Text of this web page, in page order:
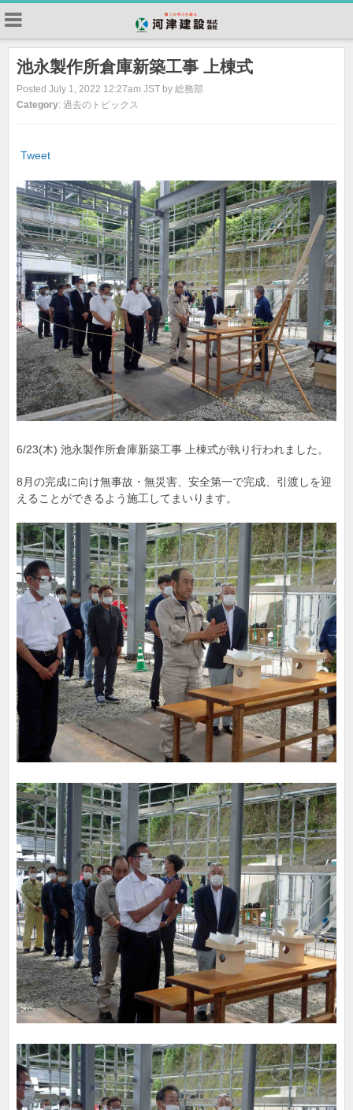
池永製作所倉庫新築工事 上棟式
Posted July 1, 2022 12:27am JST by 総務部
Category: 過去のトピックス
Tweet
6/23(木) 池永製作所倉庫新築工事 上棟式が執り行われました。
8月の完成に向け無事故・無災害、安全第一で完成、引渡しを迎
えることができるよう施工してまいります。